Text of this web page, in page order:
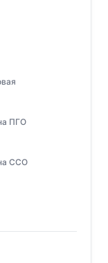
ПГО
ССО